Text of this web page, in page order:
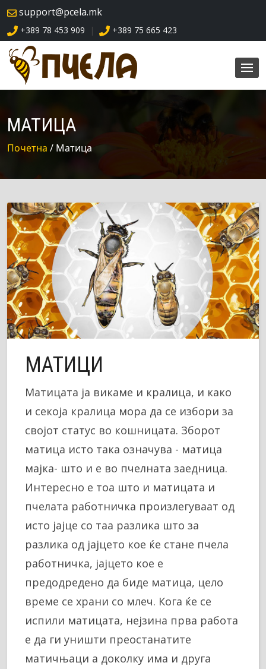
skip
navigation
support@pcela.mk
+389 78 453 909 | +389 75 665 423
МАТИЦА
Почетна / Матица
МАТИЦИ
Матицата ја викаме и кралица, и како
и секоја кралица мора да се избори за
својот статус во кошницата. Зборот
матица исто така означува - матица
мајка- што и е во пчелната заедница.
Интересно е тоа што и матицата и
пчелата работничка произлегуваат од
исто јајце со таа разлика што за
разлика од јајцето кое ќе стане пчела
работничка, јајцето кое е
предодредено да биде матица, цело
време се храни со млеч. Кога ќе се
испили матицата, нејзина прва работа
е да ги уништи преостанатите
матичњаци а доколку има и друга